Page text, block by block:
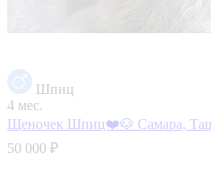
Шпиц
4 мес.
Щеночек Шпиц❤️🐶 Самара,
50 000 ₽